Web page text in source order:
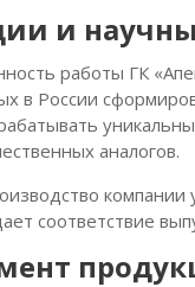
и
работы ГК
в России
аналогов.
соответствие